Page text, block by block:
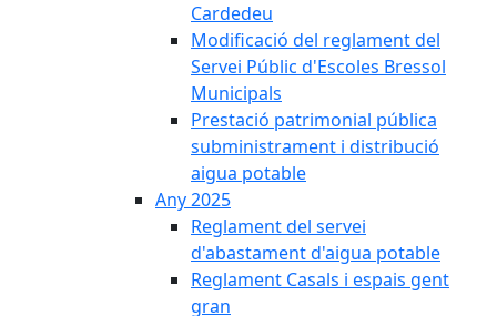
Cardedeu
Modificació del reglament del
Servei Públic d'Escoles Bressol
Municipals
Prestació patrimonial pública
subministrament i distribució
aigua potable
Any 2025
Reglament del servei
d'abastament d'aigua potable
Reglament Casals i espais gent
gran